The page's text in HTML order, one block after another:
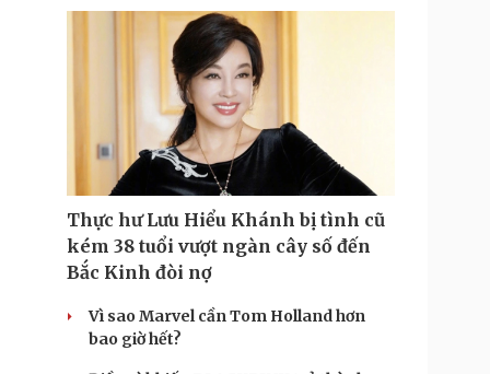
Thực hư Lưu Hiểu Khánh bị tình cũ
kém 38 tuổi vượt ngàn cây số đến
Bắc Kinh đòi nợ
Vì sao Marvel cần Tom Holland hơn
bao giờ hết?